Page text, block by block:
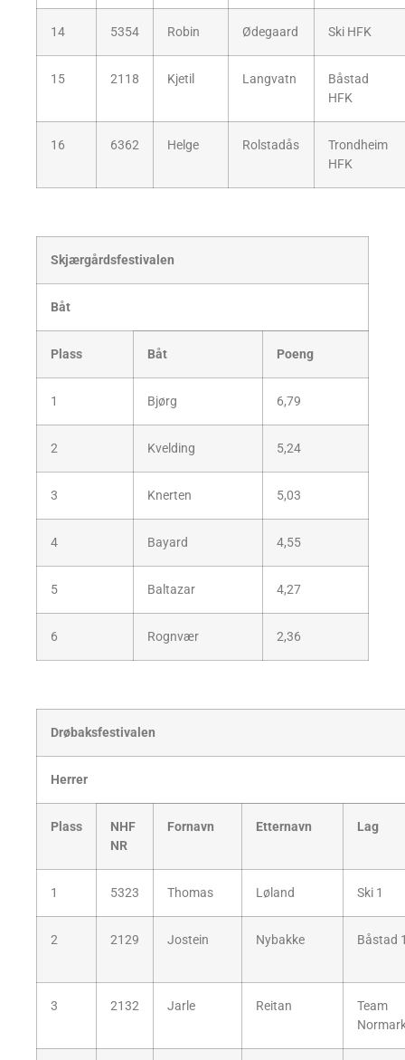
14 5354 Robin Ødegaard Ski HFK
15 2118 Kjetil Langvatn
Båstad
HFK
16 6362 Helge Rolstadås
Trondheim
HFK
Skjærgårdsfestivalen
Båt
Plass Båt Poeng
1 Bjørg 6,79
2 Kvelding 5,24
3 Knerten 5,03
4 Bayard 4,55
5 Baltazar 4,27
6 Rognvær 2,36
Drøbaksfestivalen
Herrer
Plass
NHF
NR
Fornavn Etternavn Lag
1 5323 Thomas Løland Ski 1
2 2129 Jostein Nybakke Båstad
3 2132 Jarle Reitan
Team